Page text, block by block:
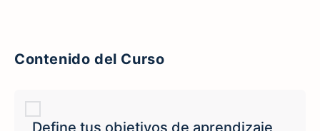
Contenido del Curso
Define tus objetivos de aprendizaje